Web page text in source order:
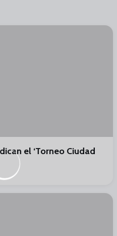
el ‘Torneo Ciudad